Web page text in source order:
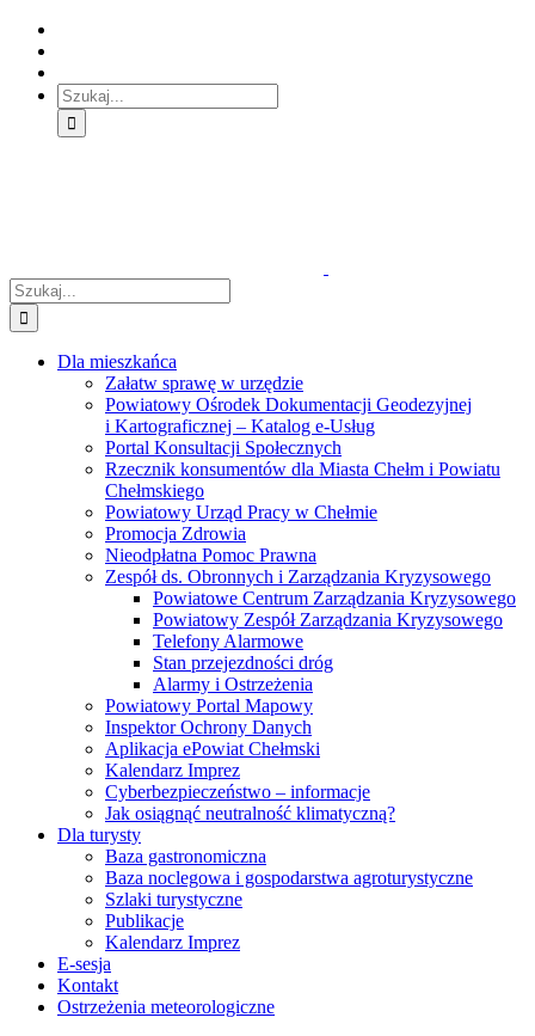
Skip
Treść
główna
Skip
Menu
główne
Skip
Menu
dodatkowe
Szukaj
Szukaj
Dla mieszkańca
Załatw sprawę w urzędzie
Powiatowy Ośrodek Dokumentacji Geodezyjnej
i Kartograficznej – Katalog e-Usług
Portal Konsultacji Społecznych
Rzecznik konsumentów dla Miasta Chełm i Powiatu
Chełmskiego
Powiatowy Urząd Pracy w Chełmie
Promocja Zdrowia
Nieodpłatna Pomoc Prawna
Zespół ds. Obronnych i Zarządzania Kryzysowego
Powiatowe Centrum Zarządzania Kryzysowego
Powiatowy Zespół Zarządzania Kryzysowego
Telefony Alarmowe
Stan przejezdności dróg
Alarmy i Ostrzeżenia
Powiatowy Portal Mapowy
Inspektor Ochrony Danych
Aplikacja ePowiat Chełmski
Kalendarz Imprez
Cyberbezpieczeństwo – informacje
Jak osiągnąć neutralność klimatyczną?
Dla turysty
Baza gastronomiczna
Baza noclegowa i gospodarstwa agroturystyczne
Szlaki turystyczne
Publikacje
Kalendarz Imprez
E-sesja
Kontakt
Ostrzeżenia meteorologiczne